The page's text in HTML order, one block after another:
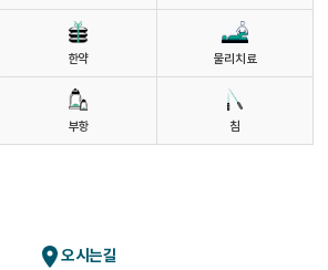
한약 물리치료
부항 침
오시는길